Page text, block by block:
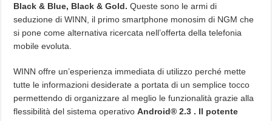
Black & Blue, Black & Gold. Queste sono le armi di
seduzione di WINN, il primo smartphone monosim di NGM che
si pone come alternativa ricercata nell’offerta della telefonia
mobile evoluta.
WINN offre un’esperienza immediata di utilizzo perché mette
tutte le informazioni desiderate a portata di un semplice tocco
permettendo di organizzare al meglio le funzionalità grazie alla
flessibilità del sistema operativoAndroid® 2.3 . Il potente